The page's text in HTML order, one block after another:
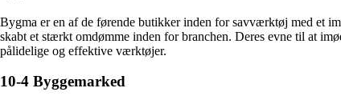
Bygma er en af de førende butikker inden for savværktøj med et
skabt et stærkt omdømme inden for branchen. Deres evne til at
pålidelige og effektive værktøjer.
10-4 Byggemarked